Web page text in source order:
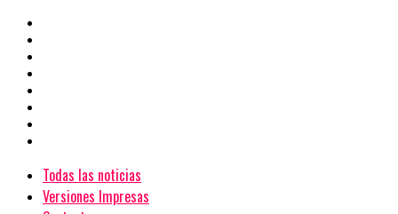
Todas las noticias
Versiones Impresas